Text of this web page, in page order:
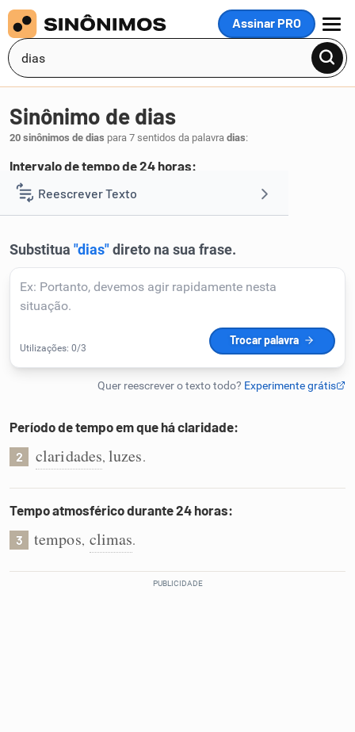
Assinar PRO
MENU
Reescrever Texto
Corrigir Texto
Humanizador de IA
Cata-letras
Conexões
Caça-palavras
Sinônimo de dias
20 sinônimos de dias para 7 sentidos da palavra dias:
Intervalo de tempo de 24 horas:
1 datas.
Período de tempo em que há claridade:
2 claridades, luzes.
Tempo atmosférico durante 24 horas:
3 tempos, climas.